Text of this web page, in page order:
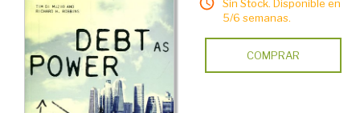
Sin Stock. Disponible en
5/6 semanas.
COMPRAR